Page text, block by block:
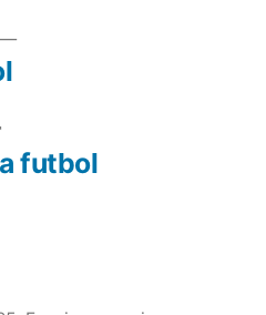
Entrada
anterior:
futbol
Entrada